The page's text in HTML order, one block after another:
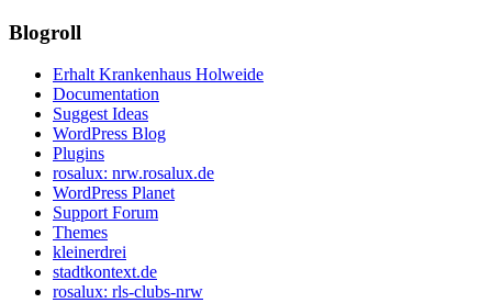
Blogroll
Erhalt Krankenhaus Holweide
Documentation
Suggest Ideas
WordPress Blog
Plugins
rosalux: nrw.rosalux.de
WordPress Planet
Support Forum
Themes
kleinerdrei
stadtkontext.de
rosalux: rls-clubs-nrw